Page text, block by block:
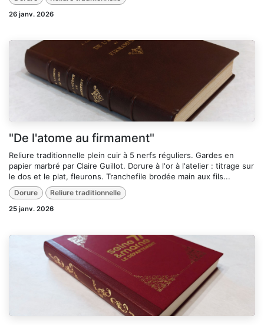
26 janv. 2026
"De l'atome au firmament"
Reliure traditionnelle plein cuir à 5 nerfs réguliers. Gardes en
papier marbré par Claire Guillot. Dorure à l'or à l'atelier : titrage sur
le dos et le plat, fleurons. Tranchefile brodée main aux fils...
Dorure Reliure traditionnelle
25 janv. 2026